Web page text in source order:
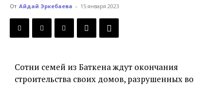
Кыргызстана
От Айдай Эркебаева - 15 января 2023
Сотни семей из Баткена ждут окончания
строительства своих домов, разрушенных во